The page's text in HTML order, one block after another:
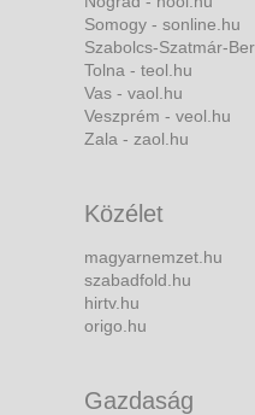
Somogy - sonline.hu
Szabolcs-Szatmár-
Tolna - teol.hu
Vas - vaol.hu
Veszprém - veol.hu
Zala - zaol.hu
Közélet
magyarnemzet.hu
szabadfold.hu
hirtv.hu
origo.hu
Gazdaság